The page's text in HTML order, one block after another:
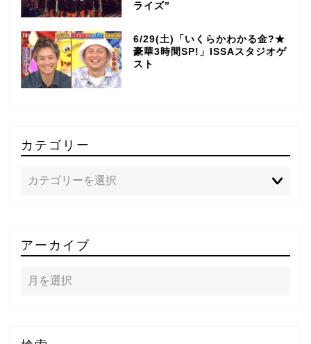
ライズ”
6/29(土)「いくらかわかる金?★
豪華3時間SP!」ISSAスタジオゲ
スト
カテゴリー
アーカイブ